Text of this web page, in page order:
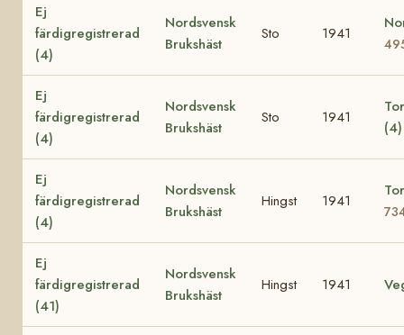
Ej
färdigregistrerad
(4)
Nordsvensk
Brukshäst
Sto 1941
Ej
färdigregistrerad
(4)
Nordsvensk
Brukshäst
Sto 1941
Ej
färdigregistrerad
(4)
Nordsvensk
Brukshäst
Hingst 1941
Ej
färdigregistrerad
(41)
Nordsvensk
Brukshäst
Hingst 1941